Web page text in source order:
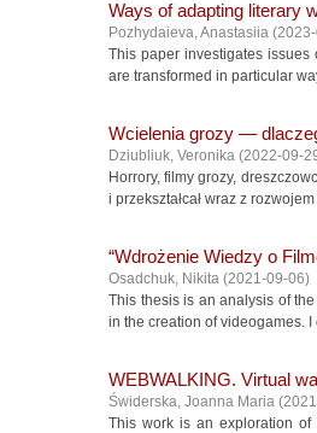
Ways of adapting literary
Pozhydaieva, Anastasiia (
This paper investigates issues
are transformed in particular
Wcielenia grozy —
Dziubliuk, Veronika (2022-09-
Horrory, filmy grozy,
i przekształcał wraz z
“Wdrożenie Wiedzy o
Osadchuk, Nikita (2021-09-06)
This thesis is an analysis of
in the creation of videogames.
WEBWALKING. Virtual
Świderska, Joanna Maria (
This work is an exploration of